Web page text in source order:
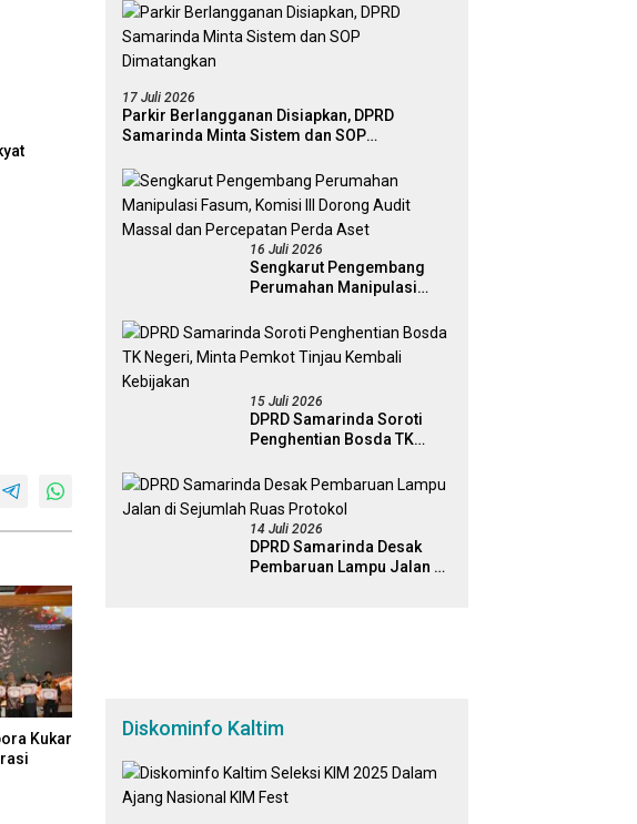
Kukar
17 Juli 2026
Parkir Berlangganan Disiapkan, DPRD
Samarinda Minta Sistem dan SOP
16 Juli 2026
Sengkarut Pengembang
Perumahan Manipulasi
Audit Massal dan
Percepatan Perda Aset
15 Juli 2026
DPRD Samarinda Soroti
Penghentian Bosda TK
Tinjau Kembali Kebijakan
14 Juli 2026
DPRD Samarinda Desak
Pembaruan Lampu Jalan di
Diskominfo Kaltim